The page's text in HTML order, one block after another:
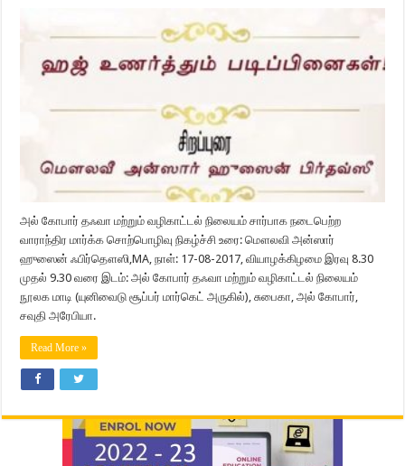
அல் கோபார் தஃவா மற்றும் வழிகாட்டல் நிலையம் சார்பாக நடைபெற்ற
வாராந்திர மார்க்க சொற்பொழிவு நிகழ்ச்சி உரை: மௌலவி அன்ஸார்
ஹுஸைன் ஃபிர்தௌஸி,MA, நாள்: 17-08-2017, வியாழக்கிழமை இரவு 8.30
முதல் 9.30 வரை இடம்: அல் கோபார் தஃவா மற்றும் வழிகாட்டல் நிலையம்
நூலக மாடி (யுனிவைடு சூப்பர் மார்கெட் அருகில்), சுபைகா, அல் கோபார்,
சவுதி அரேபியா.
Read More »